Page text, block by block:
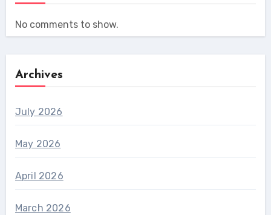
No comments to show.
Archives
July 2026
May 2026
April 2026
March 2026